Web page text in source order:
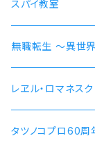
ヴラディレーナ・ミ
各務原なでしこ
乗物シリーズ
なでしこ 自転車
桜 自動車
スパイ教室
無職転生 〜異世
【エリス・ボレア
【ロキシー・ミグ
レヱル・ロマネスク
すずしろ モデル
タツノコプロ60周